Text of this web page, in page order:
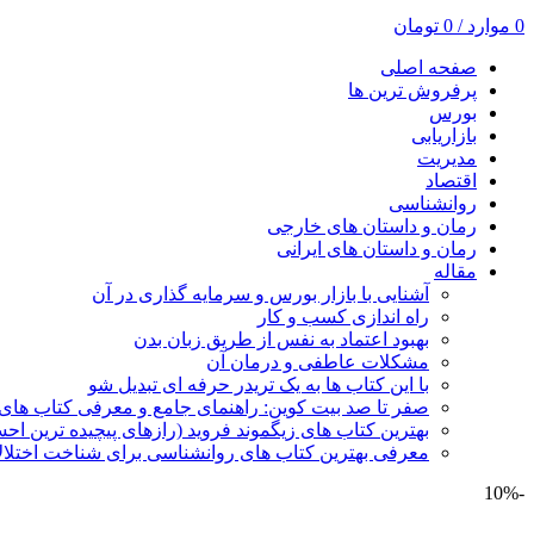
0 موارد /
0 تومان
صفحه اصلی
پرفروش ترین ها
بورس
بازاریابی
مدیریت
اقتصاد
روانشناسی
رمان و داستان های خارجی
رمان و داستان های ایرانی
مقاله
آشنایی با بازار بورس و سرمایه گذاری در آن
راه اندازی کسب و کار
بهبود اعتماد به نفس از طریق زبان بدن
مشکلات عاطفی و درمان آن
با این کتاب ها به یک تریدر حرفه ای تبدیل شو
صفر تا صد بیت کوین: راهنمای جامع و معرفی کتاب های
بهترین کتاب های زیگموند فروید (رازهای پیچیده ترین
معرفی بهترین کتاب های روانشناسی برای شناخت
-10%